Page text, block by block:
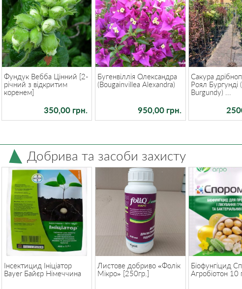
Фундук Вебба Цінний [2-
річний з відкритим
коренем]
350,00 грн.
Бугенвіллія Олександра
(Bougainvillea Alexandra)
950,00 грн.
Сакура
Роял Бургунді
Burgundy) ...
Добрива та засоби захисту
Інсектицид Ініціатор
Bayer Байєр Німеччина
Листове добриво «Фолік
Мікро» [250гр.]
Біофунгіцид
Агробіотон 10